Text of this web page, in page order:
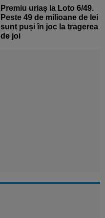
Premiu uriaș la Loto 6/49.
Peste 49 de milioane de lei
sunt puși în joc la tragerea
de joi